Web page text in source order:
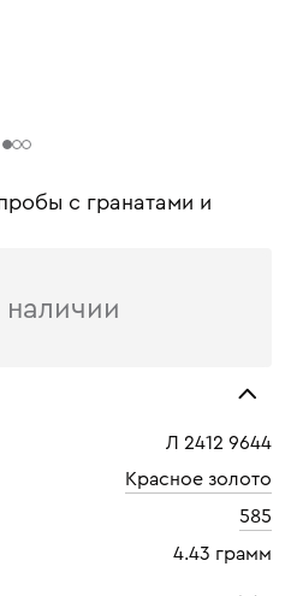
c гранатами и
наличии
Л 2412 9644
Красное золото
585
4.43 грамм